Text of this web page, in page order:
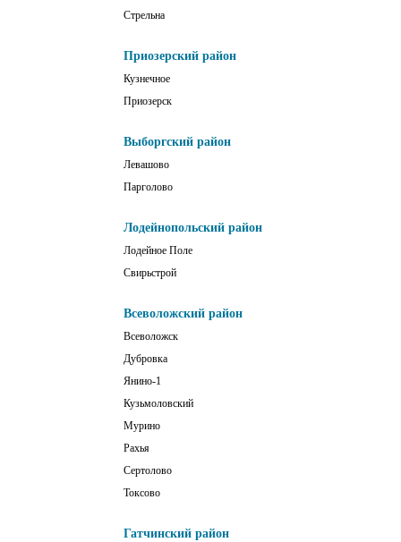
Стрельна
Приозерский район
Кузнечное
Приозерск
Выборгский район
Левашово
Парголово
Лодейнопольский район
Лодейное Поле
Свирьстрой
Всеволожский район
Всеволожск
Дубровка
Янино-1
Кузьмоловский
Мурино
Рахья
Сертолово
Токсово
Гатчинский район